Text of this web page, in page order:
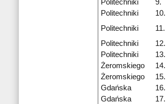
Politechniki
9.
Politechniki
10.
Politechniki
11.
Politechniki 12.
Politechniki
13.
Żeromskiego
14.
Żeromskiego
15.
Gdańska
16.
Gdańska
17.